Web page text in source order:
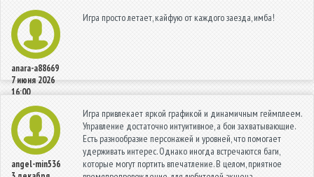
anara-a88669
7 июня 2026
16:00
Игра просто летает, кайфую от каждогo заезда, имба!
angel-min536
Игра привлекает яркой графикой и динамичным геймплеем.
Управление достаточно интуитивное, а бои захватывающие.
Есть разнообразие персонажей и уровней, что помогает
удерживать интерес. Однако иногда встречаются баги,
которые могут портить впечатление. В целом, приятное